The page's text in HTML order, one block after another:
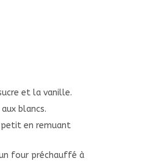
et la vanille.
blancs.
petit en remuant
four préchauffé à